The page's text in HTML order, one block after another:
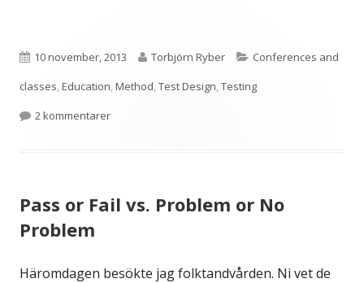
Publicerat
den
10 november, 2013 Författare
Torbjörn Ryber Kategorier
Conferences and
classes,Education,Method,Test Design,Testing
2 kommentarertill The Power of Visual Problem Solving
Pass or Fail vs. Problem or No
Problem
Häromdagen besökte jag folktandvården. Ni vet de